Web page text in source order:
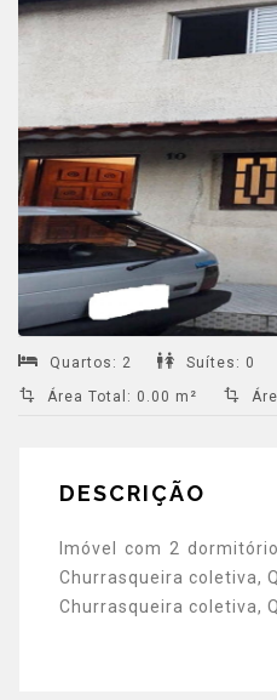
Quartos : 2 Suítes : 0
Área Total : 0.00 m²
DESCRIÇÃO
Imóvel com 2
Churrasqueira coletiva,
Churrasqueira coletiva,